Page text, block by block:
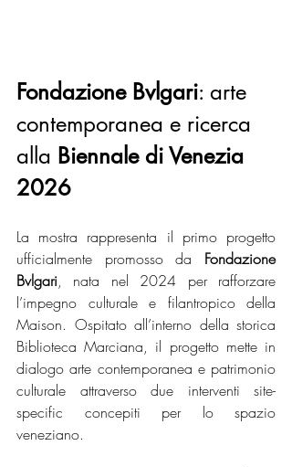
Fondazione Bvlgari: arte
contemporanea e ricerca
alla Biennale di Venezia
2026
La mostra rappresenta il primo progetto
ufficialmente promosso da Fondazione
Bvlgari, nata nel 2024 per rafforzare
l’impegno culturale e filantropico della
Maison. Ospitato all’interno della storica
Biblioteca Marciana, il progetto mette in
dialogo arte contemporanea e patrimonio
culturale attraverso due interventi site-
specific concepiti per lo spazio
veneziano.